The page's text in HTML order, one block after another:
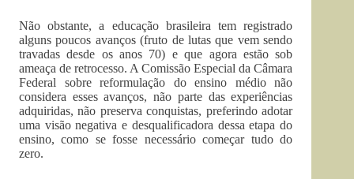
Não obstante, a educação brasileira tem registrado
alguns poucos avanços (fruto de lutas que vem sendo
travadas desde os anos 70) e que agora estão sob
ameaça de retrocesso. A Comissão Especial da Câmara
Federal sobre reformulação do ensino médio não
considera esses avanços, não parte das experiências
adquiridas, não preserva conquistas, preferindo adotar
uma visão negativa e desqualificadora dessa etapa do
ensino, como se fosse necessário começar tudo do
zero.